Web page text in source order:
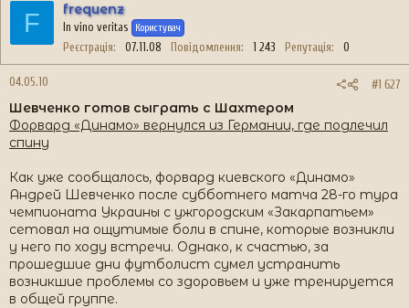
F frequenz
In vino veritas Користувач
Реєстрація 07.11.08 Повідомлення 1 243 Репутація 0
04.05.10 #1 627
Шевченко готов сыграть с Шахтером
Форвард «Динамо» вернулся из Германии, где подлечил
спину
Как уже сообщалось, форвард киевского «Динамо»
Андрей Шевченко после субботнего матча 28-го тура
чемпионата Украины с ужгородским «Закарпатьем»
сетовал на ощутимые боли в спине, которые возникли
у него по ходу встречи. Однако, к счастью, за
прошедшие дни футболист сумел устранить
возникшие проблемы со здоровьем и уже тренируется
в общей группе.